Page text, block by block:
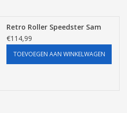
Retro Roller Speedster Sam
€114,99
TOEVOEGEN AAN WINKELWAGEN